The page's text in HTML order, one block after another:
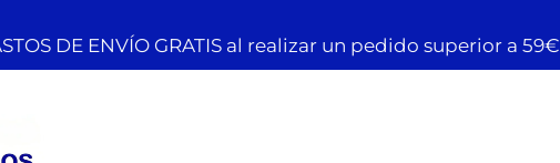
DE ENVÍO GRATIS al realizar un pedido superior a 59€